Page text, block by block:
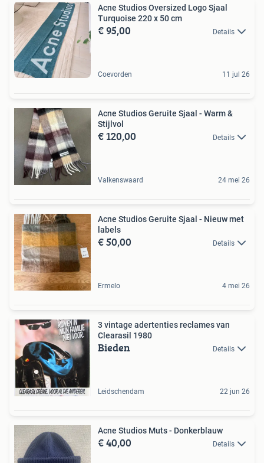
Acne Studios Oversized Logo Sjaal
Turquoise 220 x 50 cm
€ 95,00 Details
Coevorden 11 jul 26
Acne Studios Geruite Sjaal - Warm &
Stijlvol
€ 120,00 Details
Valkenswaard 24 mei 26
Acne Studios Geruite Sjaal - Nieuw met
labels
€ 50,00 Details
Ermelo 4 mei 26
3 vintage adertenties reclames van
Clearasil 1980
Bieden Details
Leidschendam 22 jun 26
Acne Studios Muts - Donkerblauw
€ 40,00 Details